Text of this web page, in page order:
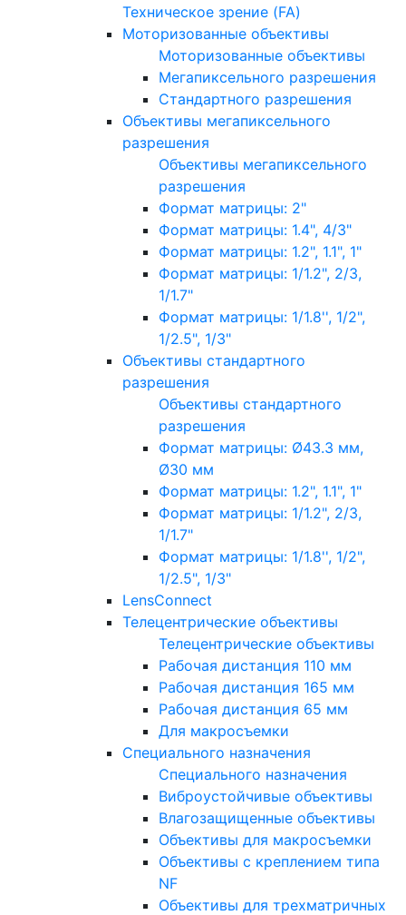
Техническое зрение (FA)
Моторизованные объективы
Моторизованные объективы
Мегапиксельного разрешения
Стандартного разрешения
Объективы мегапиксельного
разрешения
Объективы мегапиксельного
разрешения
Формат матрицы: 2"
Формат матрицы: 1.4", 4/3"
Формат матрицы: 1.2", 1.1", 1"
Формат матрицы: 1/1.2", 2/3,
1/1.7"
Формат матрицы: 1/1.8'', 1/2",
1/2.5", 1/3"
Объективы стандартного
разрешения
Объективы стандартного
разрешения
Формат матрицы: Ø43.3 мм,
Ø30 мм
Формат матрицы: 1.2", 1.1", 1"
Формат матрицы: 1/1.2", 2/3,
1/1.7"
Формат матрицы: 1/1.8'', 1/2",
1/2.5", 1/3"
LensConnect
Телецентрические объективы
Телецентрические объективы
Рабочая дистанция 110 мм
Рабочая дистанция 165 мм
Рабочая дистанция 65 мм
Для макросъемки
Специального назначения
Специального назначения
Виброустойчивые объективы
Влагозащищенные объективы
Объективы для макросъемки
Объективы с креплением типа
NF
Объективы для трехматричных